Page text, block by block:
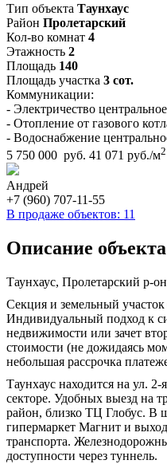
Тип объекта Таунхаус
Район Пролетарский
Кол-во комнат 4
Этажность 2
Площадь 140
Площадь участка 3 сот.
Коммуникации:
- Электричество центральное
- Отопление от газового
- Водоснабжение
5 750 000 руб. 41 071 руб./м2
Андрей
+7 (960) 707-11-55
В продаже объектов: 11
Описание
Таунхаус, Пролетарский р-
Секция и земельный
Индивидуальный подход к
недвижимости или зачет
стоимости (не дожидаясь
небольшая рассрочка
Таунхаус находится на ул.
секторе. Удобных выезд на
район, близко ТЦ Глобус. В
гипермаркет Магнит и
транспорта.
доступности через туннель.